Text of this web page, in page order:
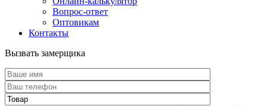
Вопрос-ответ
Оптовикам
Контакты
Вызвать замерщика